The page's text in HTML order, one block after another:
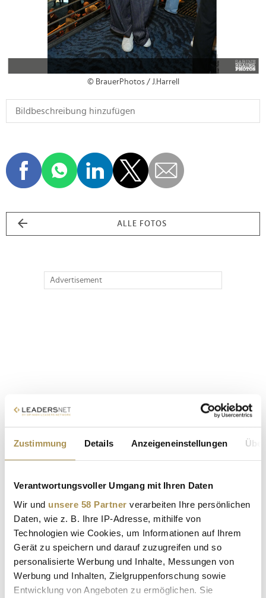
Zustimmung Details Anzeigeneinstellungen
Verantwortungsvoller Umgang mit Ihren Daten
Wir und unsere 58 Partner verarbeiten Ihre persönlichen
Daten, wie z. B. Ihre IP-Adresse, mithilfe von
Technologien wie Cookies, um Informationen auf Ihrem
Gerät zu speichern und darauf zuzugreifen und so
personalisierte Werbung und Inhalte, Messungen von
Werbung und Inhalten, Zielgruppenforschung sowie
Entwicklung von Angeboten zu ermöglichen. Sie
© BrauerPhotos / J.Harrell
ALLE FOTOS
Advertisement